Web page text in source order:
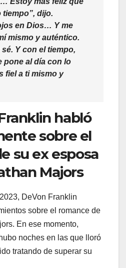
dijo.
en Dios… Y me
mismo y auténtico.
Y con el tiempo,
pone al día con lo
fiel a ti mismo y
habló
sobre el
su ex esposa
Majors
DeVon Franklin
sobre el romance de
En ese momento,
noches en las que lloró
tratando de superar su